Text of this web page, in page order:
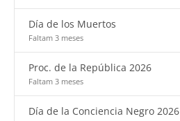
Día de los Muertos
Faltam 3 meses
Proc. de la República 2026
Faltam 3 meses
Día de la Conciencia Negro 2026